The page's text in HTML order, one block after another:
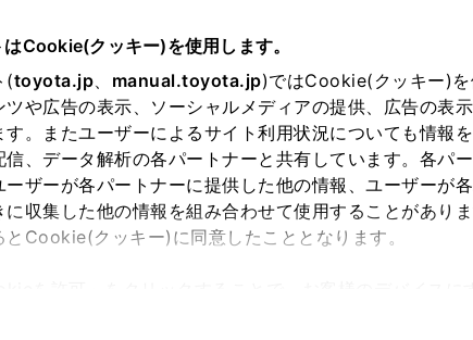
Cookie(クッキー)を使用します。
(toyota.jp、 manual.toyota.jp)ではCookie(クッキー)
ツや広告の表示、ソーシャルメディアの提供、広告の表
す。またユーザーによるサイト利用状況についても情報
信、データ解析の各パートナーと共有しています。各パ
ーザーが各パートナーに提供した他の情報、ユーザーが
に収集した他の情報を組み合わせて使用することがあり
Cookie(クッキー)に同意したこととなります。